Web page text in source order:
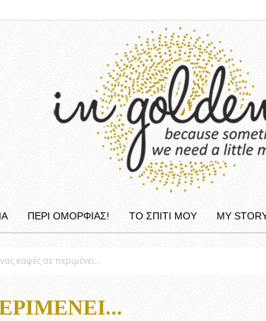
ΠΕΡΙ ΟΜΟΡΦΙΆΣ! ΤΟ ΣΠΙΤΙ ΜΟΥ MY
καφές σε περιμένει…